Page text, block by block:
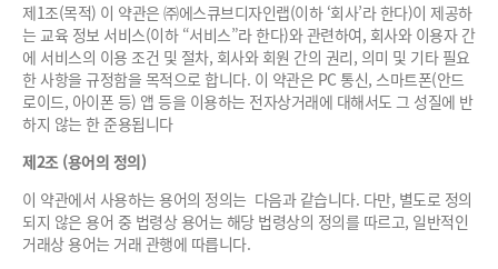
제1조(목적) 이 약관은 ㈜에스큐브디자인랩(이하 ‘회사’라 한다)이 제공하
는 교육 정보 서비스(이하 “서비스”라 한다)와 관련하여, 회사와 이용자 간
에 서비스의 이용 조건 및 절차, 회사와 회원 간의 권리, 의미 및 기타 필요
한 사항을 규정함을 목적으로 합니다. 이 약관은 PC 통신, 스마트폰(안드
로이드, 아이폰 등) 앱 등을 이용하는 전자상거래에 대해서도 그 성질에 반
하지 않는 한 준용됩니다
제2조 (용어의 정의)
이 약관에서 사용하는 용어의 정의는 다음과 같습니다. 다만, 별도로 정의
되지 않은 용어 중 법령상 용어는 해당 법령상의 정의를 따르고, 일반적인
거래상 용어는 거래 관행에 따릅니다.